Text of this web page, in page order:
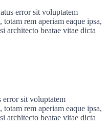
error sit voluptatem
rem aperiam eaque ipsa,
architecto beatae vitae dicta
error sit voluptatem
rem aperiam eaque ipsa,
architecto beatae vitae dicta